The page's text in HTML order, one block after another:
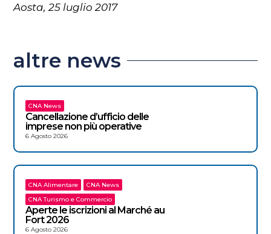
Aosta, 25 luglio 2017
altre news
CNA News
Cancellazione d’ufficio delle
imprese non più operative
6 Agosto 2026
CNA Alimentare
CNA News
CNA Turismo e Commercio
Aperte le iscrizioni al Marché au
Fort 2026
6 Agosto 2026